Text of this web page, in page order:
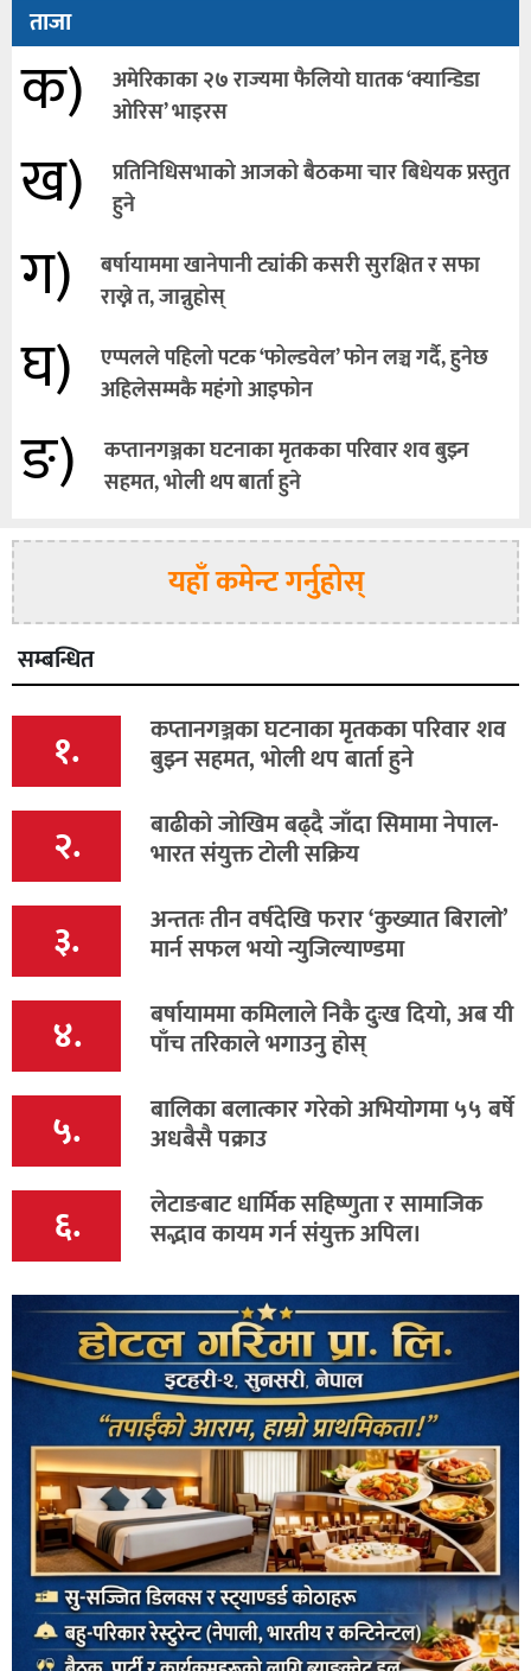
ताजा
क)
अमेरिकाका २७ राज्यमा फैलियाे घातक ‘क्यान्डिडा
ओरिस’ भाइरस
ख)
प्रतिनिधिसभाको आजको बैठकमा चार बिधेयक प्रस्तुत
हुने
ग)
बर्षायाममा खानेपानी ट्यांकी कसरी सुरक्षित र सफा
राख्ने त, जान्नुहोस्
घ)
एप्पलले पहिलो पटक ‘फोल्डवेल’ फोन लञ्च गर्दै, हुनेछ
अहिलेसम्मकै महंगो आइफोन
ङ)
कप्तानगञ्जका घटनाका मृतकका परिवार शव बुझ्न
सहमत, भोली थप बार्ता हुने
यहाँ कमेन्ट गर्नुहोस्
सम्बन्धित
१. कप्तानगञ्जका घटनाका मृतकका परिवार शव
बुझ्न सहमत, भोली थप बार्ता हुने
२. बाढीको जोखिम बढ्दै जाँदा सिमामा नेपाल-
भारत संयुक्त टोली सक्रिय
३. अन्ततः तीन वर्षदेखि फरार ‘कुख्यात बिरालो’
मार्न सफल भयो न्युजिल्याण्डमा
४. बर्षायाममा कमिलाले निकै दुःख दियो, अब यी
पाँच तरिकाले भगाउनु होस्
५. बालिका बलात्कार गरेको अभियोगमा ५५ बर्षे
अधबैसै पक्राउ
६. लेटाङबाट धार्मिक सहिष्णुता र सामाजिक
सद्भाव कायम गर्न संयुक्त अपिल।